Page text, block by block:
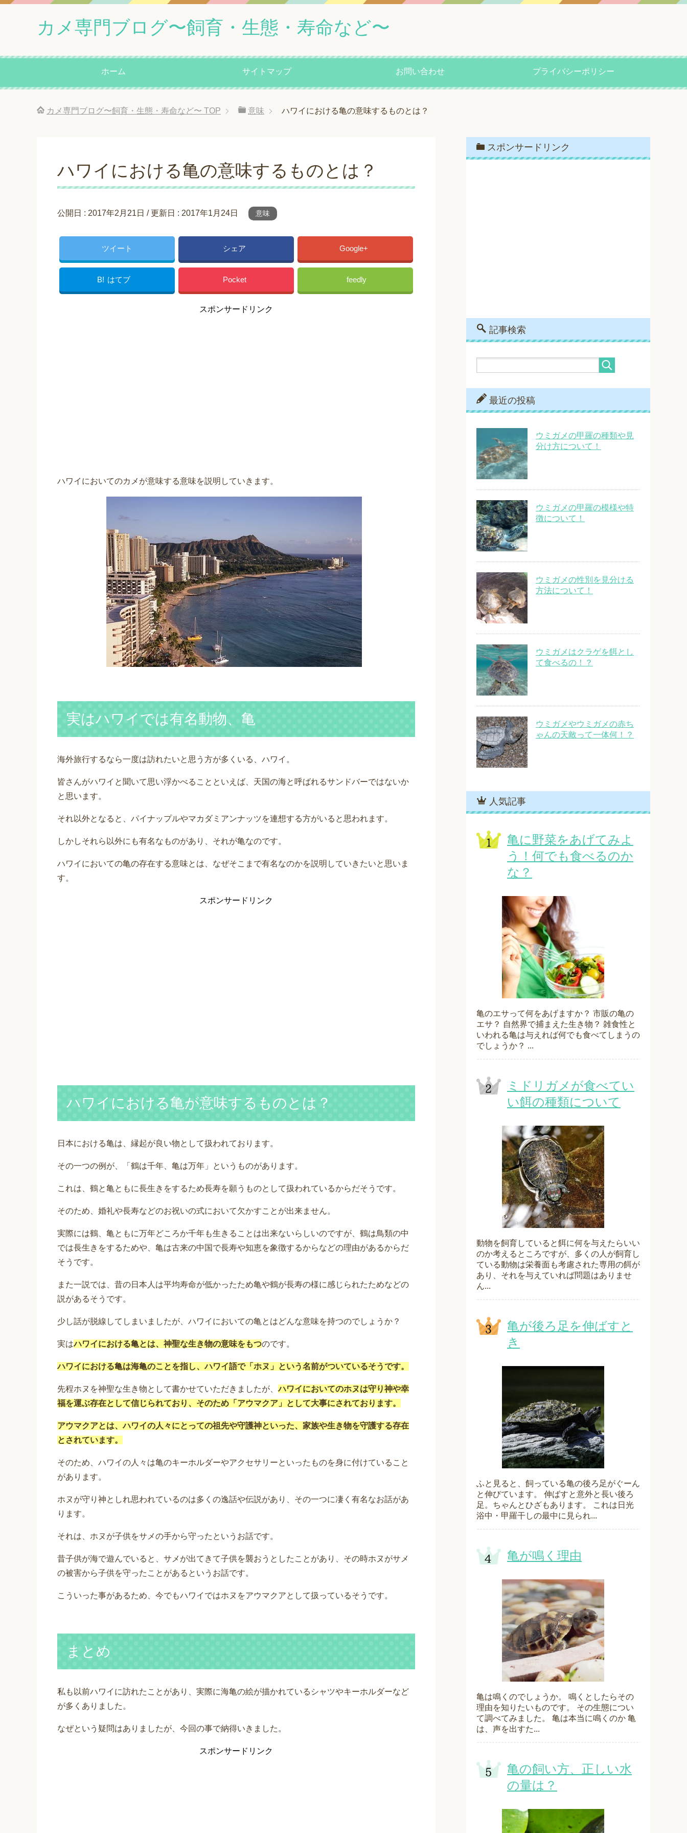
カメ専門ブログ〜飼育・生態・寿命など〜
ホーム サイトマップ お問い合わせ プライバシーポリシー
カメ専門ブログ〜飼育・生態・寿命など〜 TOP 意味 ハワイにおける亀の意味するものとは？
ハワイにおける亀の意味するものとは？
公開日 : 2017年2月21日 / 更新日 : 2017年1月24日 意味
ツイート シェア Google+
B! はてブ Pocket feedly
スポンサードリンク
ハワイにおいてのカメが意味する意味を説明していきます。
実はハワイでは有名動物、亀
海外旅行するなら一度は訪れたいと思う方が多くいる、ハワイ。
皆さんがハワイと聞いて思い浮かべることといえば、天国の海と呼ばれるサンドバーではないか
と思います。
それ以外となると、パイナップルやマカダミアンナッツを連想する方がいると思われます。
しかしそれら以外にも有名なものがあり、それが亀なのです。
ハワイにおいての亀の存在する意味とは、なぜそこまで有名なのかを説明していきたいと思いま
す。
スポンサードリンク
ハワイにおける亀が意味するものとは？
日本における亀は、縁起が良い物として扱われております。
その一つの例が、「鶴は千年、亀は万年」というものがあります。
これは、鶴と亀ともに長生きをするため長寿を願うものとして扱われているからだそうです。
そのため、婚礼や長寿などのお祝いの式において欠かすことが出来ません。
実際には鶴、亀ともに万年どころか千年も生きることは出来ないらしいのですが、鶴は鳥類の中
では長生きをするためや、亀は古来の中国で長寿や知恵を象徴するからなどの理由があるからだ
そうです。
また一説では、昔の日本人は平均寿命が低かったため亀や鶴が長寿の様に感じられたためなどの
説があるそうです。
少し話が脱線してしまいましたが、ハワイにおいての亀とはどんな意味を持つのでしょうか？
実はハワイにおける亀とは、神聖な生き物の意味をもつのです。
ハワイにおける亀は海亀のことを指し、ハワイ語で「ホヌ」という名前がついているそうです。
先程ホヌを神聖な生き物として書かせていただきましたが、ハワイにおいてのホヌは守り神や幸
福を運ぶ存在として信じられており、そのため「アウマクア」として大事にされております。
アウマクアとは、ハワイの人々にとっての祖先や守護神といった、家族や生き物を守護する存在
とされています。
そのため、ハワイの人々は亀のキーホルダーやアクセサリーといったものを身に付けていること
があります。
ホヌが守り神としれ思われているのは多くの逸話や伝説があり、その一つに凄く有名なお話があ
ります。
それは、ホヌが子供をサメの手から守ったというお話です。
昔子供が海で遊んでいると、サメが出てきて子供を襲おうとしたことがあり、その時ホヌがサメ
の被害から子供を守ったことがあるというお話です。
こういった事があるため、今でもハワイではホヌをアウマクアとして扱っているそうです。
まとめ
私も以前ハワイに訪れたことがあり、実際に海亀の絵が描かれているシャツやキーホルダーなど
が多くありました。
なぜという疑問はありましたが、今回の事で納得いきました。
スポンサードリンク
スポンサードリンク
記事検索
最近の投稿
ウミガメの甲羅の種類や見
分け方について！
ウミガメの甲羅の模様や特
徴について！
ウミガメの性別を見分ける
方法について！
ウミガメはクラゲを餌とし
て食べるの！？
ウミガメやウミガメの赤ち
ゃんの天敵って一体何！？
人気記事
亀に野菜をあげてみよ
う！何でも食べるのか
な？
亀のエサって何をあげますか？ 市販の亀の
エサ？ 自然界で捕まえた生き物？ 雑食性と
いわれる亀は与えれば何でも食べてしまうの
でしょうか？ ...
ミドリガメが食べてい
い餌の種類について
動物を飼育していると餌に何を与えたらいい
のか考えるところですが、多くの人が飼育し
ている動物は栄養面も考慮された専用の餌が
あり、それを与えていれば問題はありませ
ん...
亀が後ろ足を伸ばすと
き
ふと見ると、飼っている亀の後ろ足がぐーん
と伸びています。 伸ばすと意外と長い後ろ
足。ちゃんとひざもあります。 これは日光
浴中・甲羅干しの最中に見られ...
亀が鳴く理由
亀は鳴くのでしょうか。 鳴くとしたらその
理由を知りたいものです。 その生態につい
て調べてみました。 亀は本当に鳴くのか 亀
は、声を出すた...
亀の飼い方、正しい水
の量は？